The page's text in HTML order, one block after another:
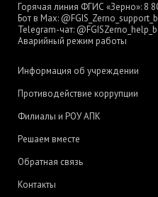
Горячая линия ФГИС «Зерно»: 8
Бот в Max:
Telegram-чат:
Аварийный режим работы
Информация об учреждении
Противодействие коррупции
Филиалы и РОУ АПК
Решаем вместе
Обратная связь
Контакты